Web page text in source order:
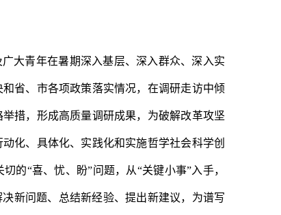
大青年在暑期深入基层、深入群众、深入实
省、市各项政策落实情况，在调研走访中倾
措，形成高质量调研成果，为破解改革攻坚
化、具体化、实践化和实施哲学社会科学创
切的“喜、忧、盼”问题，从“关键小事”入手，
新问题、总结新经验、提出新建议，为谱写